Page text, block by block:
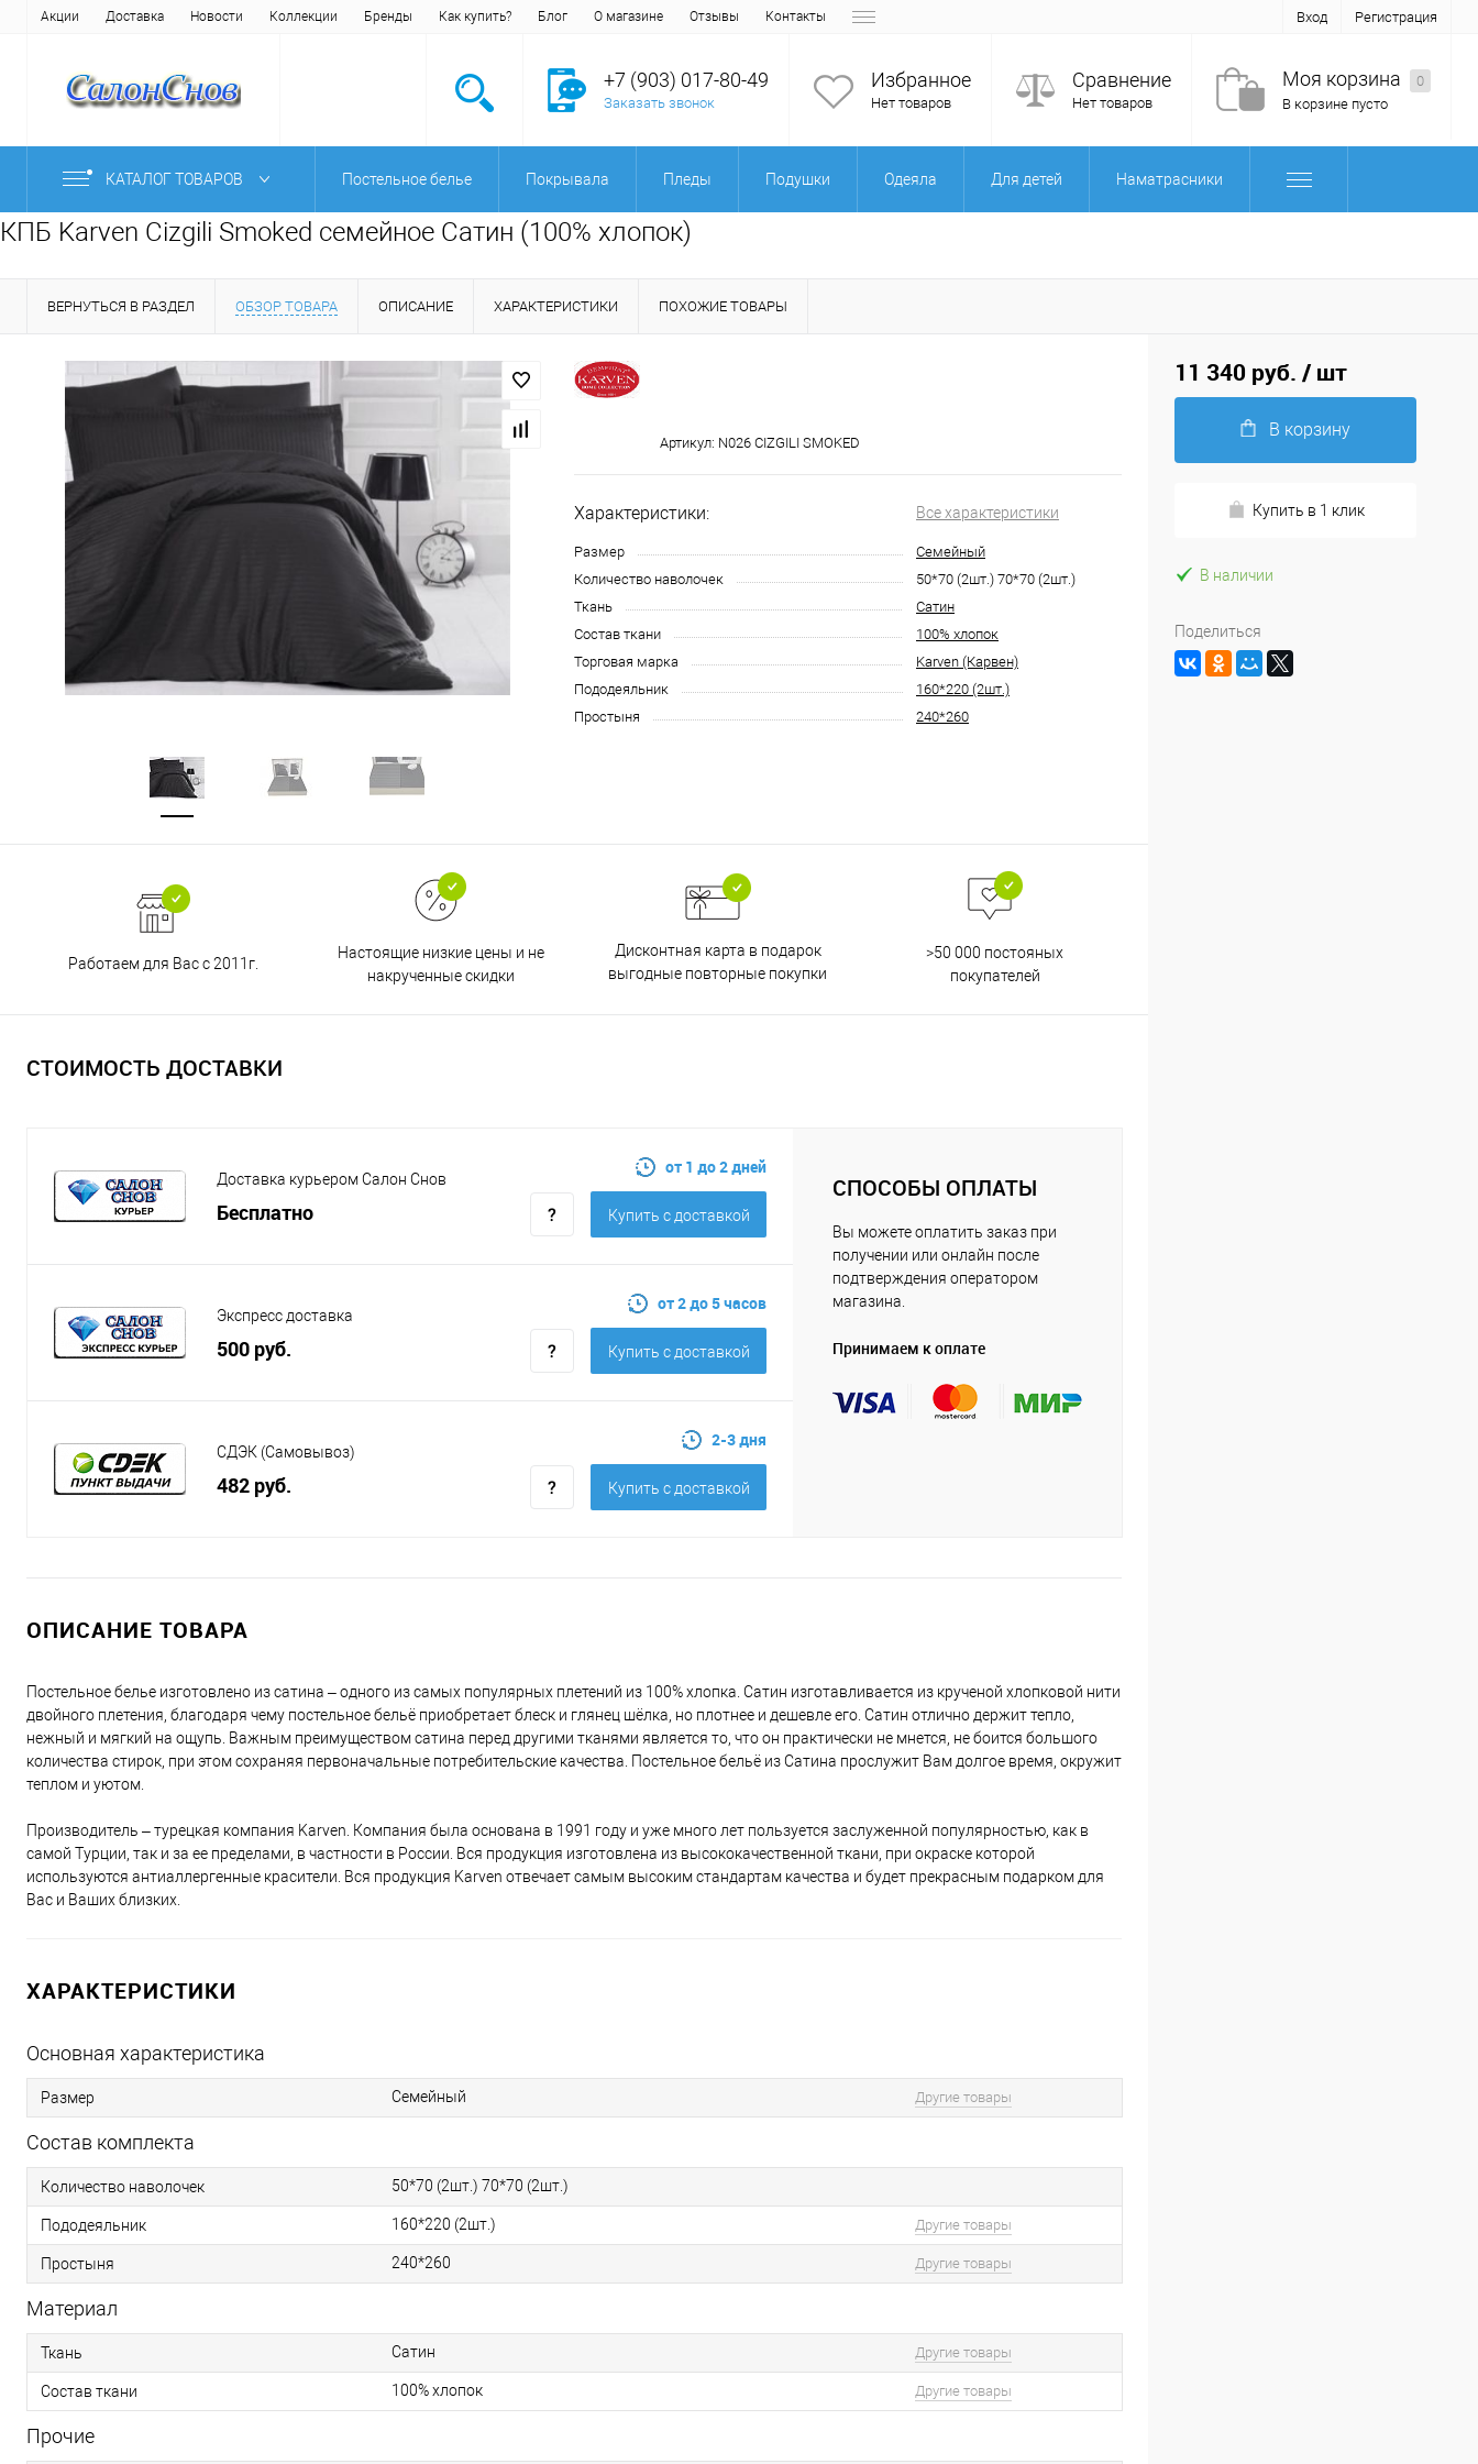
Акции Доставка Новости Коллекции Бренды Как купить? Блог О магазине Отзывы Контакты Вход Регистрация
+7 (903) 017-80-49
Заказать звонок
Избранное
Нет товаров
Сравнение
Нет товаров
Моя корзина
0
В корзине пусто
КАТАЛОГ ТОВАРОВ Постельное белье Покрывала Пледы Подушки Одеяла Для детей Наматрасники
КПБ Karven Cizgili Smoked семейное Сатин (100% хлопок)
ВЕРНУТЬСЯ В РАЗДЕЛ ОБЗОР ТОВАРА ОПИСАНИЕ ХАРАКТЕРИСТИКИ ПОХОЖИЕ ТОВАРЫ
Артикул: N026 CIZGILI SMOKED
Характеристики: Все характеристики
Размер
Семейный
Количество наволочек
50*70 (2шт.) 70*70 (2шт.)
Ткань
Сатин
Состав ткани
100% хлопок
Торговая марка
Karven (Карвен)
Пододеяльник
160*220 (2шт.)
Простыня
240*260
Работаем для Вас с 2011г.
Настоящие низкие цены и не
накрученные скидки
Дисконтная карта в подарок
выгодные повторные покупки
>50 000 постояных
покупателей
СТОИМОСТЬ ДОСТАВКИ
Доставка курьером Салон Снов
Бесплатно
от 1 до 2 дней
Купить c доставкой
Экспресс доставка
500 руб.
от 2 до 5 часов
Купить c доставкой
СДЭК (Самовывоз)
482 руб.
2-3 дня
Купить c доставкой
СПОСОБЫ ОПЛАТЫ
Вы можете оплатить заказ при
получении или онлайн после
подтверждения оператором
магазина.
Принимаем к оплате
ОПИСАНИЕ ТОВАРА
Постельное белье изготовлено из сатина – одного из самых популярных плетений из 100% хлопка. Сатин изготавливается из крученой хлопковой нити
двойного плетения, благодаря чему постельное бельё приобретает блеск и глянец шёлка, но плотнее и дешевле его. Сатин отлично держит тепло,
нежный и мягкий на ощупь. Важным преимуществом сатина перед другими тканями является то, что он практически не мнется, не боится большого
количества стирок, при этом сохраняя первоначальные потребительские качества. Постельное бельё из Сатина прослужит Вам долгое время, окружит
теплом и уютом.
Производитель – турецкая компания Karven. Компания была основана в 1991 году и уже много лет пользуется заслуженной популярностью, как в
самой Турции, так и за ее пределами, в частности в России. Вся продукция изготовлена из высококачественной ткани, при окраске которой
используются антиаллергенные красители. Вся продукция Karven отвечает самым высоким стандартам качества и будет прекрасным подарком для
Вас и Ваших близких.
ХАРАКТЕРИСТИКИ
Основная характеристика
Размер Семейный Другие товары
Состав комплекта
Количество наволочек 50*70 (2шт.) 70*70 (2шт.)
Пододеяльник 160*220 (2шт.) Другие товары
Простыня 240*260 Другие товары
Материал
Ткань Сатин Другие товары
Состав ткани 100% хлопок Другие товары
Прочие
11 340 руб. / шт
В корзину
Купить в 1 клик
В наличии
Поделиться